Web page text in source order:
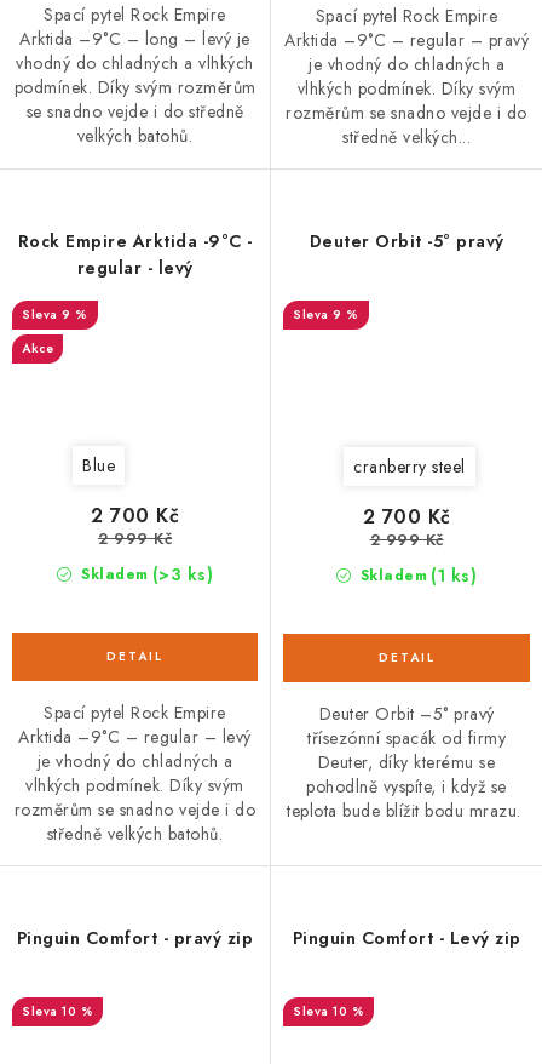
Spací pytel Rock Empire
Arktida –9°C – long – levý je
vhodný do chladných a vlhkých
podmínek. Díky svým rozměrům
se snadno vejde i do středně
velkých batohů.
Spací pytel Rock Empire
Arktida –9°C – regular – pravý
je vhodný do chladných a
vlhkých podmínek. Díky svým
rozměrům se snadno vejde i do
středně velkých...
Rock Empire Arktida -9°C -
regular - levý
9 %
Akce
Blue
Skladem (>3 ks)
2 700 Kč
2 999 Kč
Spací pytel Rock Empire
Arktida –9°C – regular – levý
je vhodný do chladných a
vlhkých podmínek. Díky svým
rozměrům se snadno vejde i do
středně velkých batohů.
Deuter Orbit -5° pravý
9 %
cranberry steel
Skladem (1 ks)
2 700 Kč
2 999 Kč
Deuter Orbit –5° pravý
třísezónní spacák od firmy
Deuter, díky kterému se
pohodlně vyspíte, i když se
teplota bude blížit bodu mrazu.
Pinguin Comfort - pravý zip
10 %
Pinguin Comfort - Levý zip
10 %